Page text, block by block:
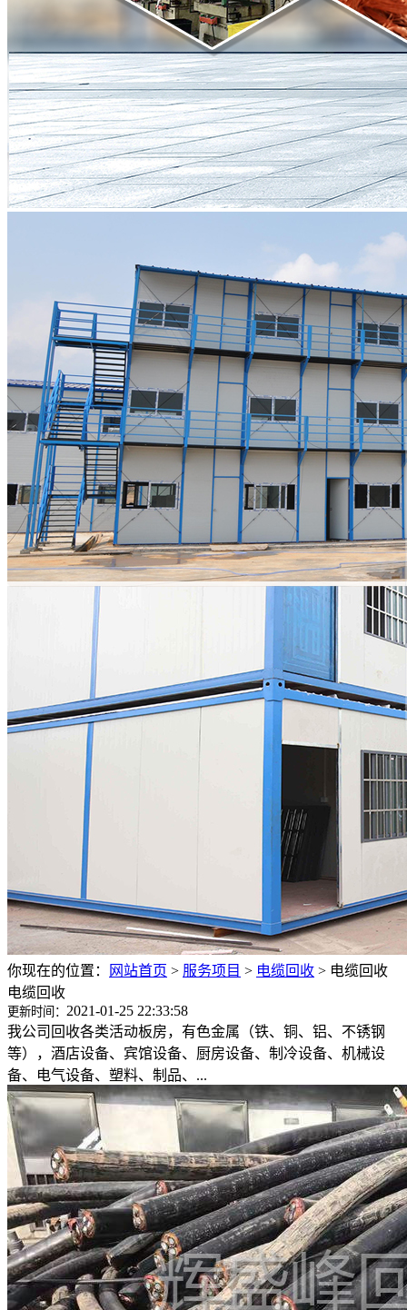
你现在的位置： 网站首页 > 服务项目 > 电缆回收 > 电缆回收
电缆回收
更新时间： 2021-01-25 22:33:58
我公司回收各类活动板房，有色金属（铁、铜、铝、不锈钢
等），酒店设备、宾馆设备、厨房设备、制冷设备、机械设
备、电气设备、塑料、制品、...